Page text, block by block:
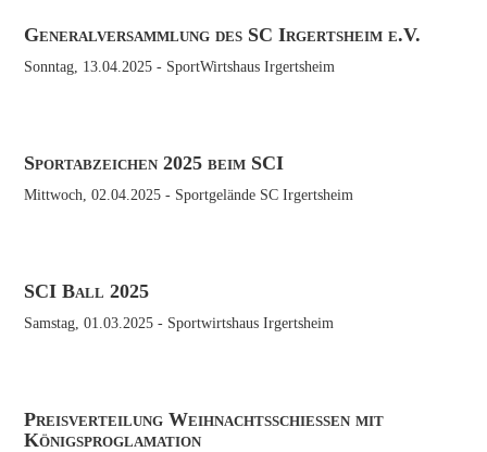
Generalversammlung des SC Irgertsheim e.V.
Sonntag, 13.04.2025 - SportWirtshaus Irgertsheim
Sportabzeichen 2025 beim SCI
Mittwoch, 02.04.2025 - Sportgelände SC Irgertsheim
SCI Ball 2025
Samstag, 01.03.2025 - Sportwirtshaus Irgertsheim
Preisverteilung Weihnachtsschießen mit
Königsproglamation